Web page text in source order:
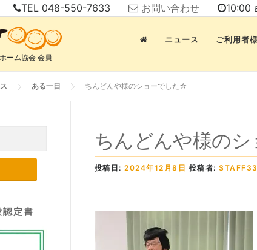
TEL 048-550-7633 お問い合わせ
10:00
ーム協会 会員
ニュース ご利用者
ある一日 ちんどんや様のショーでした☆
ちんどんや様の
投稿日:2024年12月8日 投稿者:
定書